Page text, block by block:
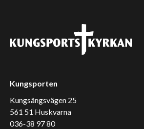
Kungsporten
Kungsängsvägen 25
561 51 Huskvarna
036-38 97 80